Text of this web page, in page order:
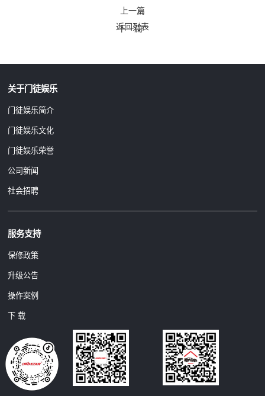
上一篇
下一篇
返回列表
关于门徒娱乐
门徒娱乐简介
门徒娱乐文化
门徒娱乐荣誉
公司新闻
社会招聘
服务支持
保修政策
升级公告
操作案例
下 载